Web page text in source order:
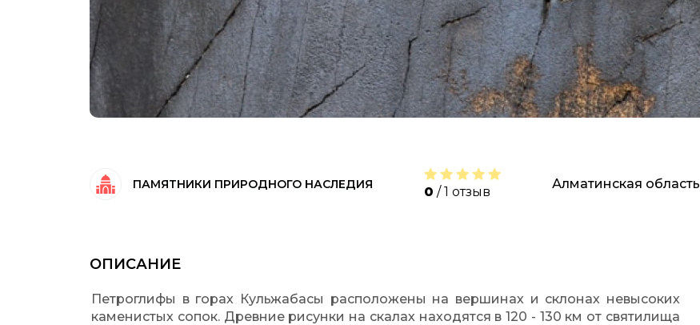
ПАМЯТНИКИ ПРИРОДНОГО НАСЛЕДИЯ
0 / 1 отзыв
Алматинская область
ОПИСАНИЕ
Петроглифы в горах Кульжабасы расположены на вершинах и склонах невысоких
каменистых сопок. Древние рисунки на скалах находятся в 120 - 130 км от святилища